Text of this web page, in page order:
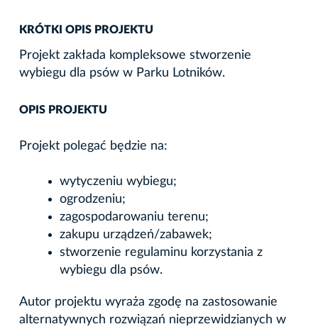
KRÓTKI OPIS PROJEKTU
Projekt zakłada kompleksowe stworzenie
wybiegu dla psów w Parku Lotników.
OPIS PROJEKTU
Projekt polegać będzie na:
wytyczeniu wybiegu;
ogrodzeniu;
zagospodarowaniu terenu;
zakupu urządzeń/zabawek;
stworzenie regulaminu korzystania z
wybiegu dla psów.
Autor projektu wyraża zgodę na zastosowanie
alternatywnych rozwiązań nieprzewidzianych w